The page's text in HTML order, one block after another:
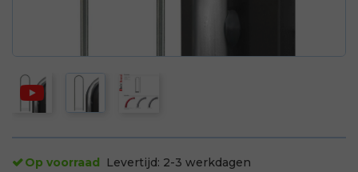
Op voorraad Levertijd: 2-3 werkdagen